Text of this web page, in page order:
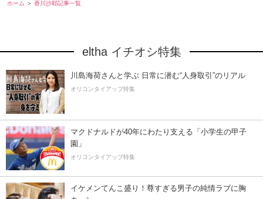
ホーム 香川沙耶記事一覧
eltha イチオシ特集
川島海荷さんと学ぶ 日常に潜む“人身取引”のリアル
オリコンタイアップ特集
マクドナルドが40年にわたり支える「小学生の甲子
園」
オリコンタイアップ特集
イケメンてんこ盛り！尊すぎる男子の純情ラブに胸